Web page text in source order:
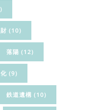
(10)
落陽 (12)
(9)
鉄道遺構 (10)